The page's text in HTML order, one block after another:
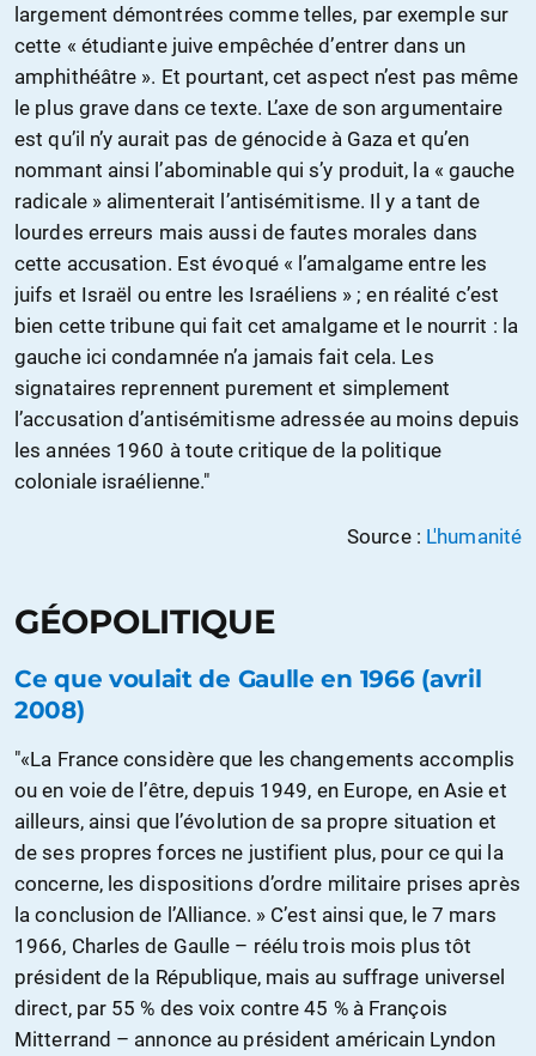
largement démontrées comme telles, par exemple sur
cette « étudiante juive empêchée d’entrer dans un
amphithéâtre ». Et pourtant, cet aspect n’est pas même
le plus grave dans ce texte. L’axe de son argumentaire
est qu’il n’y aurait pas de génocide à Gaza et qu’en
nommant ainsi l’abominable qui s’y produit, la « gauche
radicale » alimenterait l’antisémitisme. Il y a tant de
lourdes erreurs mais aussi de fautes morales dans
cette accusation. Est évoqué « l’amalgame entre les
juifs et Israël ou entre les Israéliens » ; en réalité c’est
bien cette tribune qui fait cet amalgame et le nourrit : la
gauche ici condamnée n’a jamais fait cela. Les
signataires reprennent purement et simplement
l’accusation d’antisémitisme adressée au moins depuis
les années 1960 à toute critique de la politique
coloniale israélienne."
Source : L'humanité
GÉOPOLITIQUE
Ce que voulait de Gaulle en 1966 (avril
2008)
"«La France considère que les changements accomplis
ou en voie de l’être, depuis 1949, en Europe, en Asie et
ailleurs, ainsi que l’évolution de sa propre situation et
de ses propres forces ne justifient plus, pour ce qui la
concerne, les dispositions d’ordre militaire prises après
la conclusion de l’Alliance. » C’est ainsi que, le 7 mars
1966, Charles de Gaulle – réélu trois mois plus tôt
président de la République, mais au suffrage universel
direct, par 55 % des voix contre 45 % à François
Mitterrand – annonce au président américain Lyndon